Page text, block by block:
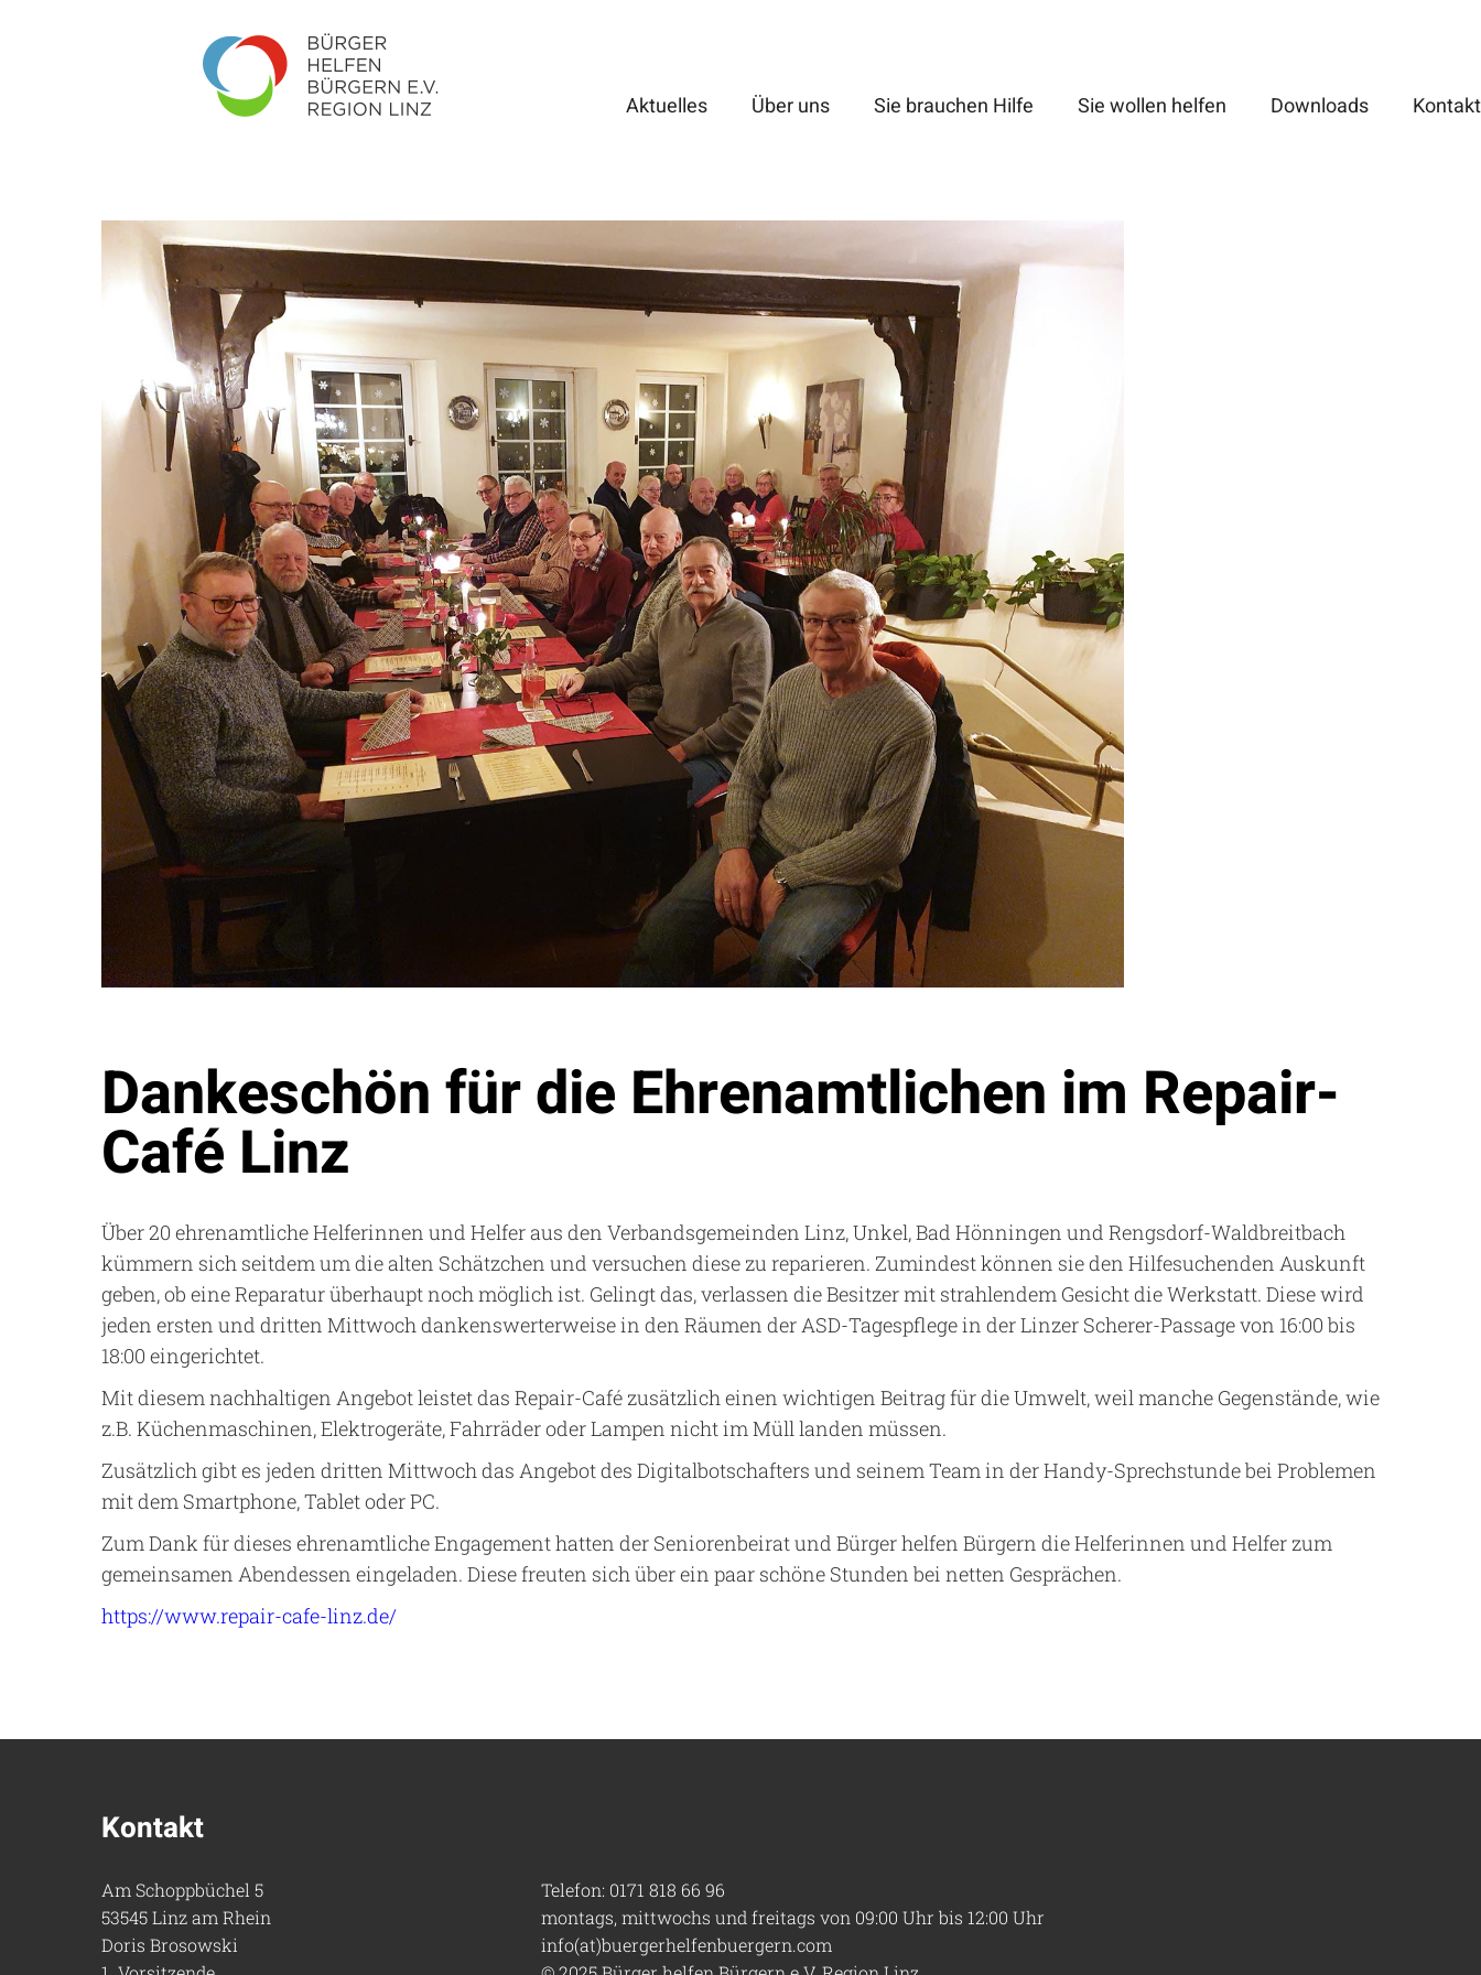
Aktuelles Über uns Sie brauchen Hilfe Sie wollen helfen Downloads Kontakt
Dankeschön für die Ehrenamtlichen im Repair-
Café Linz
Über 20 ehrenamtliche Helferinnen und Helfer aus den Verbandsgemeinden Linz, Unkel, Bad Hönningen und Rengsdorf-Waldbreitbach
kümmern sich seitdem um die alten Schätzchen und versuchen diese zu reparieren. Zumindest können sie den Hilfesuchenden Auskunft
geben, ob eine Reparatur überhaupt noch möglich ist. Gelingt das, verlassen die Besitzer mit strahlendem Gesicht die Werkstatt. Diese wird
jeden ersten und dritten Mittwoch dankenswerterweise in den Räumen der ASD-Tagespflege in der Linzer Scherer-Passage von 16:00 bis
18:00 eingerichtet.
Mit diesem nachhaltigen Angebot leistet das Repair-Café zusätzlich einen wichtigen Beitrag für die Umwelt, weil manche Gegenstände, wie
z.B. Küchenmaschinen, Elektrogeräte, Fahrräder oder Lampen nicht im Müll landen müssen.
Zusätzlich gibt es jeden dritten Mittwoch das Angebot des Digitalbotschafters und seinem Team in der Handy-Sprechstunde bei Problemen
mit dem Smartphone, Tablet oder PC.
Zum Dank für dieses ehrenamtliche Engagement hatten der Seniorenbeirat und Bürger helfen Bürgern die Helferinnen und Helfer zum
gemeinsamen Abendessen eingeladen. Diese freuten sich über ein paar schöne Stunden bei netten Gesprächen.
https://www.repair-cafe-linz.de/
Kontakt
Am Schoppbüchel 5
53545 Linz am Rhein
Doris Brosowski
Telefon: 0171 818 66 96
montags, mittwochs und freitags von 09:00 Uhr bis 12:00 Uhr
info(at)buergerhelfenbuergern.com